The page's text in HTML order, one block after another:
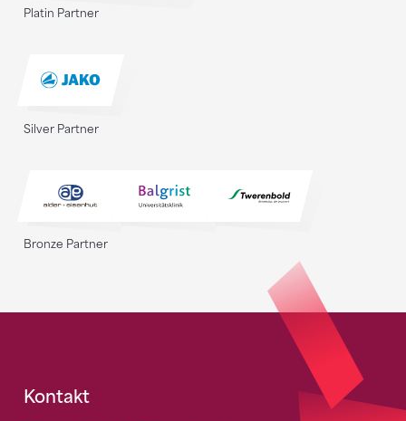
Platin Partner
Silver Partner
Bronze Partner
Fusszeile
Kontakt